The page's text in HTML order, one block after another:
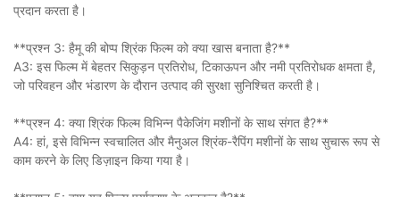
प्रदान करता है।
**प्रश्न 3: हैमू की बोप्प श्रिंक फिल्म को क्या खास बनाता है?**
A3: इस फिल्म में बेहतर सिकुड़न प्रतिरोध, टिकाऊपन और नमी प्रतिरोधक क्षमता है,
जो परिवहन और भंडारण के दौरान उत्पाद की सुरक्षा सुनिश्चित करती है।
**प्रश्न 4: क्या श्रिंक फिल्म विभिन्न पैकेजिंग मशीनों के साथ संगत है?**
A4: हां, इसे विभिन्न स्वचालित और मैनुअल श्रिंक-रैपिंग मशीनों के साथ सुचारू रूप से
काम करने के लिए डिज़ाइन किया गया है।